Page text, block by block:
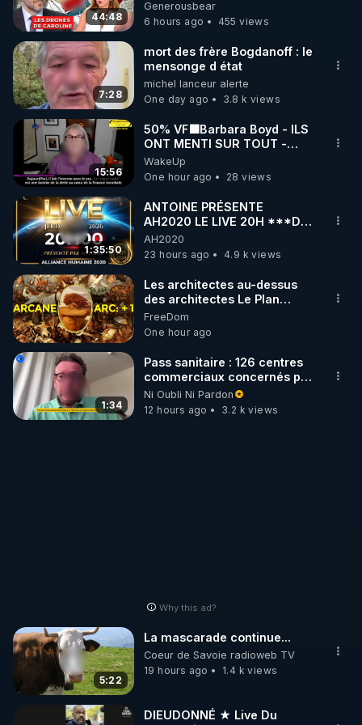
Publication CAP LC : les fonds publics sont-ils dans
l'intérêt général ? Le cas de l'Unadfi
▶ https://freedomofconscience.eu/wp-
content/uploads/2023/12/brochure-unadfi-caplc-
2011.pdf
Publication CAP LC : Liberté de Conscience en
France Un état des lieux inquiétant
▶ https://freedomofconscience.eu/wp-
content/uploads/2023/12/liberte-conscience-Etat-
des-lieux-2013.pdf
Vidéo à télécharger et re uploader en cas de
censure et à retrouver sur:
▶
https://crowdbunker.com/@UCbwkSuFmwbalyCOr
wXAtSXA
Le podcast " Numero Uno" censuré sur Youtube :
▶ https://crowdbunker.com/v/ur5jmApmEEw
44:48
série, missiles coréens.
07.08.2026.
Generousbear
6 hours ago
455 views
7:28
mort des frère Bogdanoff : le
mensonge d état
michel lanceur alerte
One day ago
3.8 k views
15:56
50% VF🟩Barbara Boyd - ILS
ONT MENTI SUR TOUT -
Jocelyne Traduction
WakeUp
One hour ago
28 views
1:35:50
ANTOINE PRÉSENTE
AH2020 LE LIVE 20H ***DU
06/08/2026***
AH2020
23 hours ago
4.9 k views
Les architectes au-dessus
des architectes Le Plan
Arcanique documente les
constructions des
administrateurs de niveau
humain. Cet article précise à
quoi elles étaient destinées.
https://naradigmshift.substack.com/
architects-above-the-
FreeDom
One hour ago
1:34
Pass sanitaire : 126 centres
commerciaux concernés par
l'obligation dans toute la
France
Ni Oubli Ni Pardon
12 hours ago
3.2 k views
Why this ad?
5:22
La mascarade continue...
Coeur de Savoie radioweb TV
19 hours ago
1.4 k views
DIEUDONNÉ ★ Live Du